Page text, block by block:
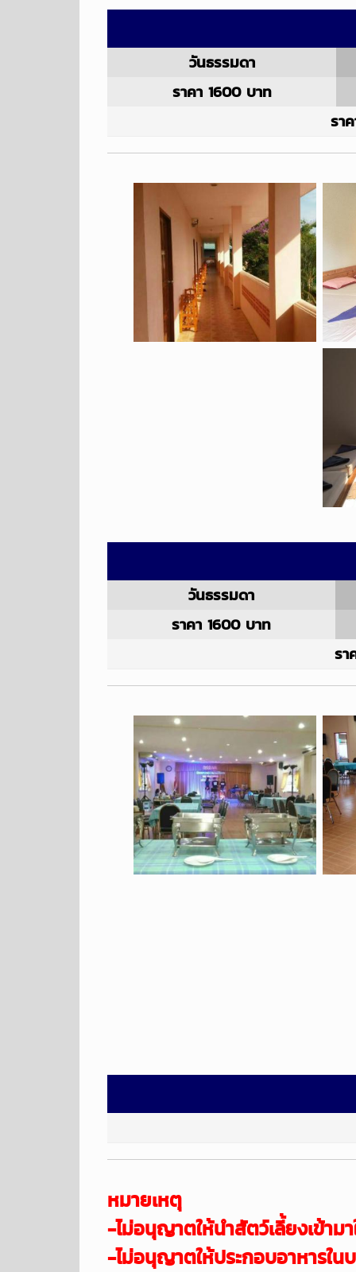
วันธรรมดา
ราคา 1600 บาท
รา
วันธรรมดา
ราคา 1600 บาท
รา
หมายเหตุ
-ไม่อนุญาตให้นำสัตว์เลี้ยงเข้าม
-ไม่อนุญาตให้ประกอบอาหารใน